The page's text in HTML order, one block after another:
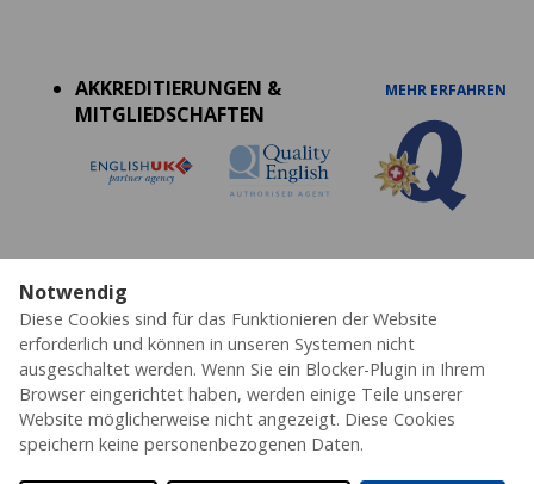
Notwendig
Diese Cookies sind für das Funktionieren der Website
erforderlich und können in unseren Systemen nicht
ausgeschaltet werden. Wenn Sie ein Blocker-Plugin in Ihrem
Browser eingerichtet haben, werden einige Teile unserer
Website möglicherweise nicht angezeigt. Diese Cookies
speichern keine personenbezogenen Daten.
AKKREDITIERUNGEN &
MITGLIEDSCHAFTEN
MEHR ERFAHREN
Datenschutz Cookies AGB's
Impressum
Erklärung zur Barrierefreiheit
© 2026 ESL – Alle Rechte vorbehalten